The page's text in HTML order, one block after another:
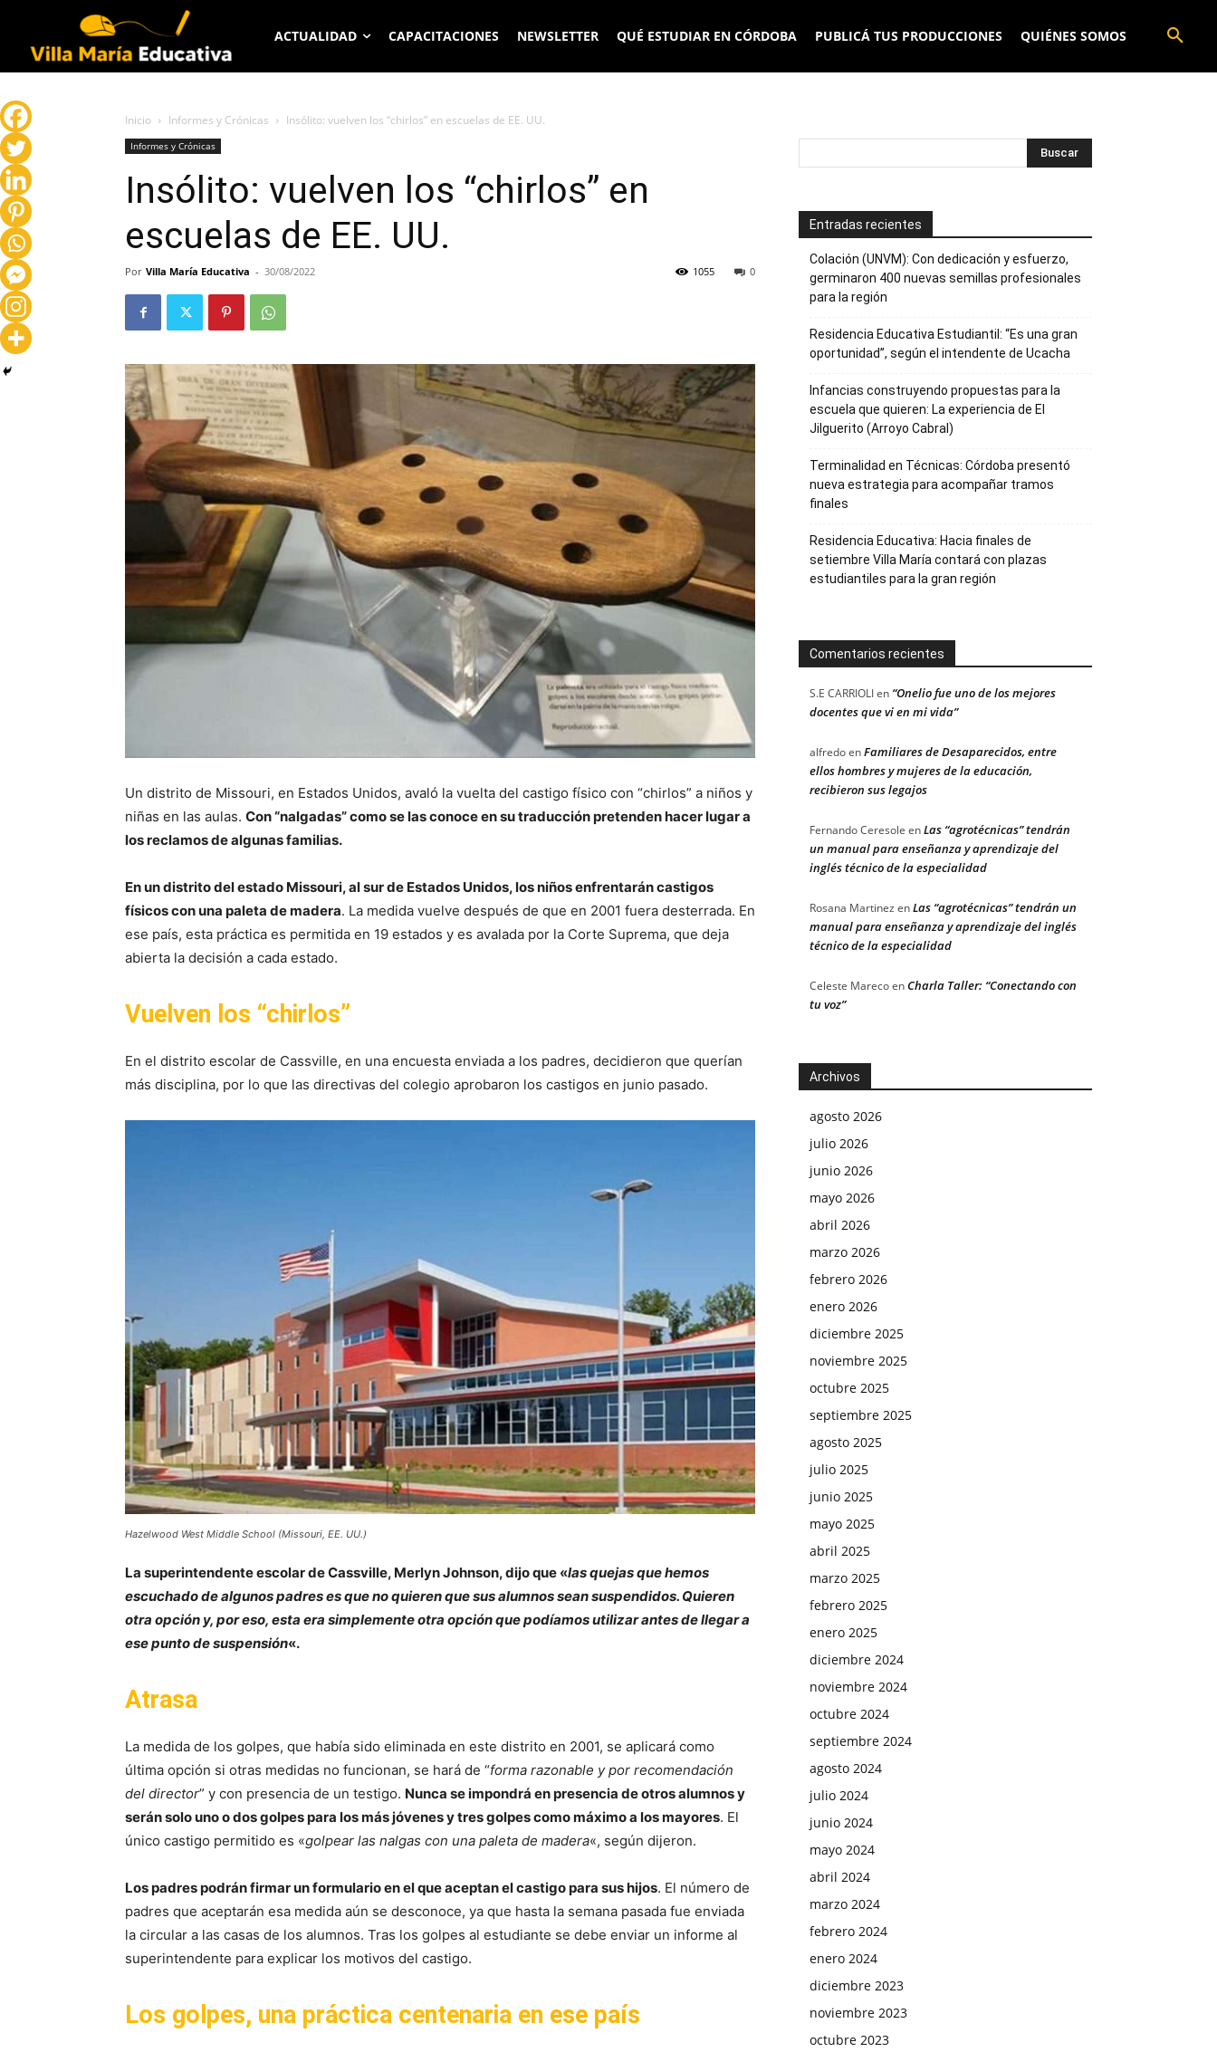
ACTUALIDAD CAPACITACIONES NEWSLETTER QUÉ ESTUDIAR EN CÓRDOBA PUBLICÁ TUS PRODUCCIONES QUIÉNES SOMOS
Inicio Informes y Crónicas Insólito: vuelven los “chirlos” en escuelas de EE. UU.
Informes y Crónicas
Insólito: vuelven los “chirlos” en
escuelas de EE. UU.
Por Villa María Educativa - 30/08/2022 0
1055
Un distrito de Missouri, en Estados Unidos, avaló la vuelta del castigo físico con “chirlos” a niños y
niñas en las aulas. Con “nalgadas” como se las conoce en su traducción pretenden hacer lugar a
los reclamos de algunas familias.
En un distrito del estado Missouri, al sur de Estados Unidos, los niños enfrentarán castigos
físicos con una paleta de madera. La medida vuelve después de que en 2001 fuera desterrada. En
ese país, esta práctica es permitida en 19 estados y es avalada por la Corte Suprema, que deja
abierta la decisión a cada estado.
Vuelven los “chirlos”
En el distrito escolar de Cassville, en una encuesta enviada a los padres, decidieron que querían
más disciplina, por lo que las directivas del colegio aprobaron los castigos en junio pasado.
Hazelwood West Middle School (Missouri, EE. UU.)
La superintendente escolar de Cassville, Merlyn Johnson, dijo que «las quejas que hemos
escuchado de algunos padres es que no quieren que sus alumnos sean suspendidos. Quieren
otra opción y, por eso, esta era simplemente otra opción que podíamos utilizar antes de llegar a
ese punto de suspensión«.
Atrasa
La medida de los golpes, que había sido eliminada en este distrito en 2001, se aplicará como
última opción si otras medidas no funcionan, se hará de “forma razonable y por recomendación
del director” y con presencia de un testigo. Nunca se impondrá en presencia de otros alumnos y
serán solo uno o dos golpes para los más jóvenes y tres golpes como máximo a los mayores. El
único castigo permitido es «golpear las nalgas con una paleta de madera«, según dijeron.
Los padres podrán firmar un formulario en el que aceptan el castigo para sus hijos. El número de
padres que aceptarán esa medida aún se desconoce, ya que hasta la semana pasada fue enviada
la circular a las casas de los alumnos. Tras los golpes al estudiante se debe enviar un informe al
superintendente para explicar los motivos del castigo.
Los golpes, una práctica centenaria en ese país
Entradas recientes
Colación (UNVM): Con dedicación y esfuerzo,
germinaron 400 nuevas semillas profesionales
para la región
Residencia Educativa Estudiantil: “Es una gran
oportunidad”, según el intendente de Ucacha
Infancias construyendo propuestas para la
escuela que quieren: La experiencia de El
Jilguerito (Arroyo Cabral)
Terminalidad en Técnicas: Córdoba presentó
nueva estrategia para acompañar tramos
finales
Residencia Educativa: Hacia finales de
setiembre Villa María contará con plazas
estudiantiles para la gran región
Comentarios recientes
S.E CARRIOLIen “Onelio fue uno de los mejores
docentes que vi en mi vida”
alfredoenFamiliares de Desaparecidos, entre
ellos hombres y mujeres de la educación,
recibieron sus legajos
Fernando Ceresole enLas “agrotécnicas” tendrán
un manual para enseñanza y aprendizaje del
inglés técnico de la especialidad
Rosana Martinez enLas “agrotécnicas” tendrán un
manual para enseñanza y aprendizaje del inglés
técnico de la especialidad
Celeste MarecoenCharla Taller: “Conectando con
tu voz”
Archivos
agosto 2026
julio 2026
junio 2026
mayo 2026
abril 2026
marzo 2026
febrero 2026
enero 2026
diciembre 2025
noviembre 2025
octubre 2025
septiembre 2025
agosto 2025
julio 2025
junio 2025
mayo 2025
abril 2025
marzo 2025
febrero 2025
enero 2025
diciembre 2024
noviembre 2024
octubre 2024
septiembre 2024
agosto 2024
julio 2024
junio 2024
mayo 2024
abril 2024
marzo 2024
febrero 2024
enero 2024
diciembre 2023
noviembre 2023
octubre 2023